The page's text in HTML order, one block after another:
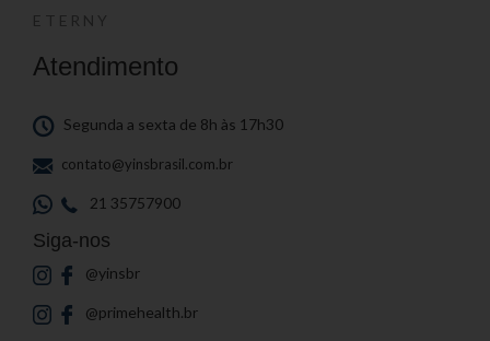
ETERNY
Atendimento
Segunda a sexta de 8h às 17h30
contato@yinsbrasil.com.br
21 35757900
Siga-nos
@yinsbr
@primehealth.br